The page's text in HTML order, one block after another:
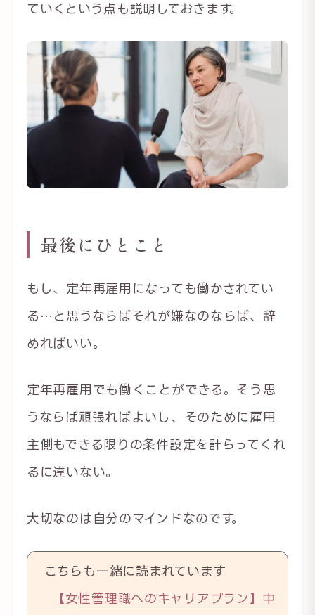
ていくという点も説明しておきます。
最後にひとこと
もし、定年再雇用になっても働かされてい
る…と思うならばそれが嫌なのならば、辞
めればいい。
定年再雇用でも働くことができる。そう思
うならば頑張ればよいし、そのために雇用
主側もできる限りの条件設定を計らってくれ
るに違いない。
大切なのは自分のマインドなのです。
こちらも一緒に読まれています
【女性管理職へのキャリアプラン】中